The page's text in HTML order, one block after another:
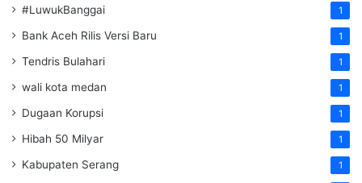
#LuwukBanggai 1
Bank Aceh Rilis Versi Baru 1
Tendris Bulahari 1
wali kota medan 1
Dugaan Korupsi 1
Hibah 50 Milyar 1
Kabupaten Serang 1